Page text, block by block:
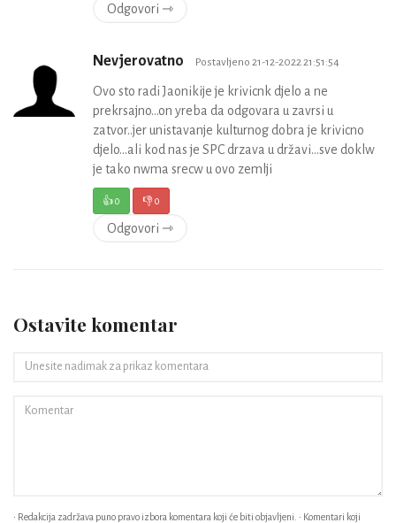
Odgovori ⇾
Nevjerovatno Postavljeno 21-12-2022 21:51:54
Ovo sto radi Jaonikije je krivicnk djelo a ne
prekrsajno...on yreba da odgovara u zavrsi u
zatvor..jer unistavanje kulturnog dobra je krivicno
djelo...ali kod nas je SPC drzava u državi...sve doklw
je tako nwma srecw u ovo zemlji
👍0 👎0
Odgovori ⇾
Ostavite komentar
• Redakcija zadržava puno pravo izbora komentara koji će biti objavljeni. • Komentari koji